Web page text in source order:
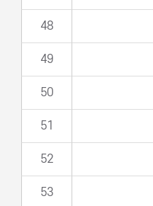
48
49
50
51
52
53